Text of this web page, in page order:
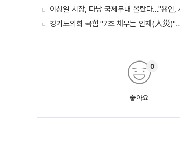
이상일 시장, 다낭 국제무대 올랐다…"용인,
경기도의회 국힘 "7조 채무는 인재(人災
좋아요
0